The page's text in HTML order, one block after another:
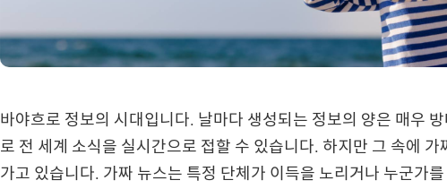
바야흐로 정보의 시대입니다. 날마다 생성되는 정보의 양은 매우
로 전 세계 소식을 실시간으로 접할 수 있습니다. 하지만 그 속에 가
가고 있습니다. 가짜 뉴스는 특정 단체가 이득을 노리거나 누군가